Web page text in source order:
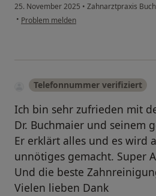
25. November 2025 • Zahnarztpraxis
• Problem melden
Telefonnummer verifiziert
Ich bin sehr zufrieden mit
Dr. Buchmaier und seinem
Er erklärt alles und es wird
unnötiges gemacht. Super
Und die beste
Vielen lieben Dank